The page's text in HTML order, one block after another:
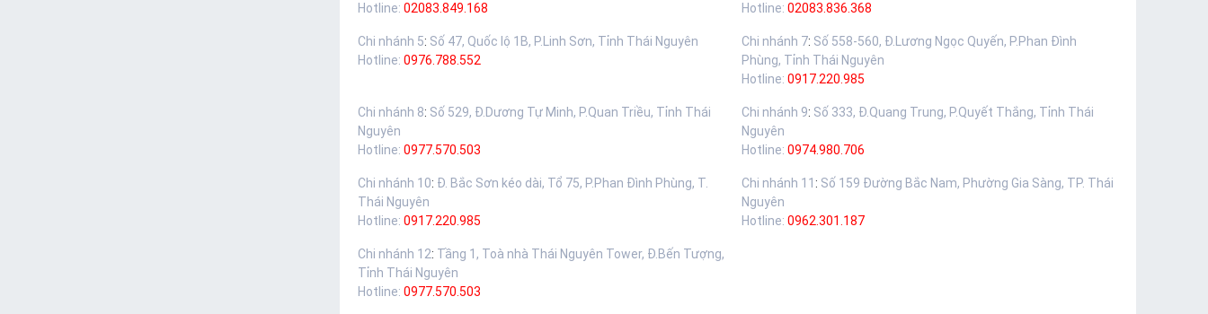
Hotline: 02083.849.168
Hotline: 02083.836.368
Chi nhánh 5: Số 47, Quốc lộ 1B, P.Linh Sơn, Tỉnh Thái Nguyên
Hotline: 0976.788.552
Chi nhánh 7: Số 558-560, Đ.Lương Ngọc Quyến, P.Phan Đình
Phùng, Tỉnh Thái Nguyên
Hotline: 0917.220.985
Chi nhánh 8: Số 529, Đ.Dương Tự Minh, P.Quan Triều, Tỉnh Thái
Nguyên
Hotline: 0977.570.503
Chi nhánh 9: Số 333, Đ.Quang Trung, P.Quyết Thắng, Tỉnh Thái
Nguyên
Hotline: 0974.980.706
Chi nhánh 10: Đ. Bắc Sơn kéo dài, Tổ 75, P.Phan Đình Phùng, T.
Thái Nguyên
Hotline: 0917.220.985
Chi nhánh 11 : Số 159 Đường Bắc Nam, Phường Gia Sàng, TP. Thái
Nguyên
Hotline: 0962.301.187
Chi nhánh 12: Tầng 1, Toà nhà Thái Nguyên Tower, Đ.Bến Tượng,
Tỉnh Thái Nguyên
Hotline: 0977.570.503